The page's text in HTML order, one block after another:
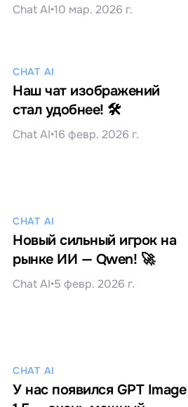
Chat AI•10 мар. 2026 г.
CHAT AI
Наш чат изображений
стал удобнее! 🛠️
Chat AI•16 февр. 2026 г.
CHAT AI
Новый сильный игрок на
рынке ИИ — Qwen! 🚀
Chat AI•5 февр. 2026 г.
CHAT AI
У нас появился GPT Image